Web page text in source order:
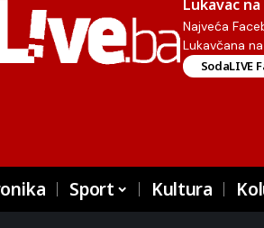
Lukavac
Najveća
Lukavčana
SodaLIVE
Sport Kultura